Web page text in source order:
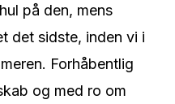
på den, mens
det sidste, inden vi i
Forhåbentlig
og med ro om